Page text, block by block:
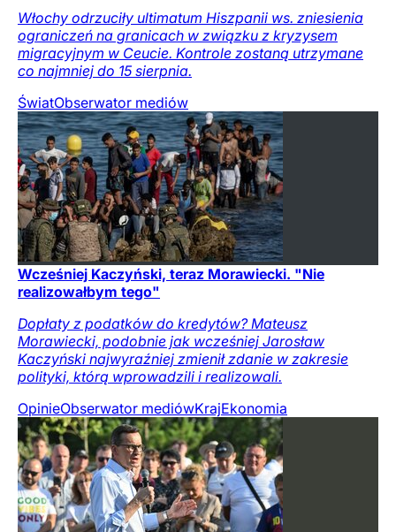
Włochy odrzuciły ultimatum Hiszpanii ws. zniesienia
ograniczeń na granicach w związku z kryzysem
migracyjnym w Ceucie. Kontrole zostaną utrzymane
co najmniej do 15 sierpnia.
ŚwiatObserwator mediów
Wcześniej Kaczyński, teraz Morawiecki. "Nie
realizowałbym tego"
Dopłaty z podatków do kredytów? Mateusz
Morawiecki, podobnie jak wcześniej Jarosław
Kaczyński najwyraźniej zmienił zdanie w zakresie
polityki, którą wprowadzili i realizowali.
OpinieObserwator mediówKrajEkonomia